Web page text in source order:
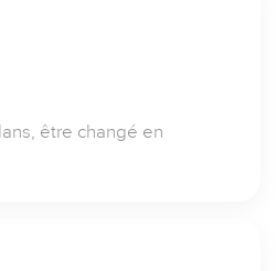
être changé en